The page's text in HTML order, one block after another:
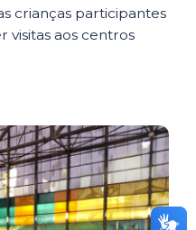
crianças participantes
aos centros